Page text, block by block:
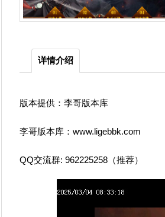
详情介绍
版本提供：李哥版本库
李哥版本库：www.ligebbk.com
QQ交流群: 962225258（推荐）